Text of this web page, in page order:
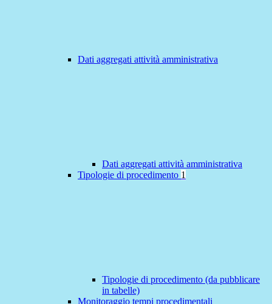
Dati aggregati attività amministrativa
Dati aggregati attività amministrativa
Tipologie di procedimento 1
Tipologie di procedimento (da pubblicare
in tabelle)
Monitoraggio tempi procedimentali